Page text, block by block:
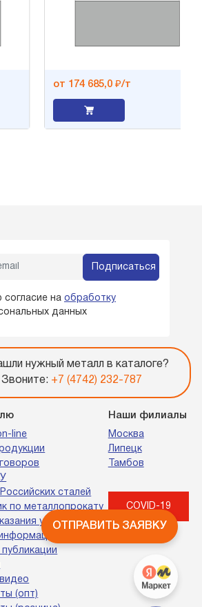
от 174 685,0 ₽/т
line
сталей
по металлопрокату
услуг
(опт)
Наши филиалы
Москва
Липецк
Тамбов
COVID-19
Подписаться
на обработку
данных
нужный металл в каталоге?
Звоните: +7 (4742) 232-787
ОТПРАВИТЬ ЗАЯВКУ